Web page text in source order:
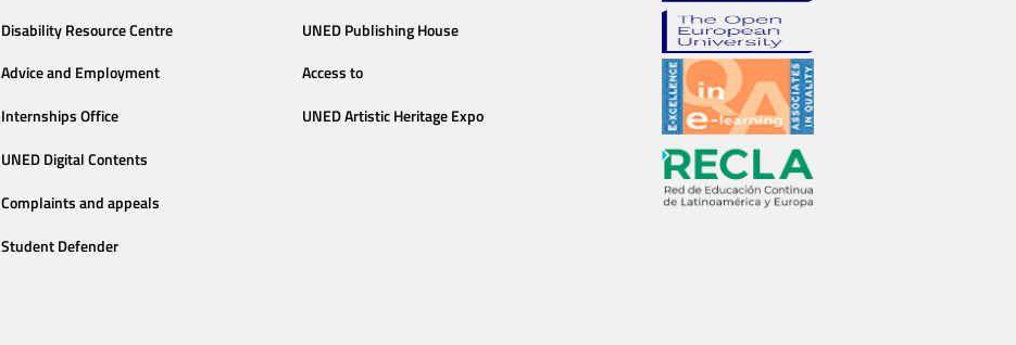
Disability Resource Centre
Advice and Employment
Internships Office
UNED Digital Contents
Complaints and appeals
Student Defender
UNED Publishing House
Access to
UNED Artistic Heritage Expo